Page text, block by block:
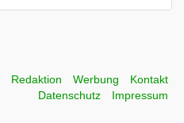
Redaktion Werbung
Kontakt
Datenschutz
Impressum